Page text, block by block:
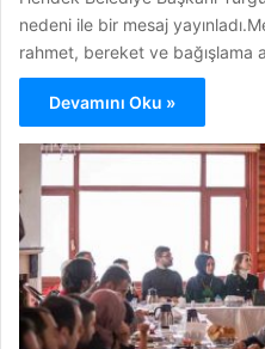
nedeni ile bir mesaj
rahmet, bereket ve bağışlama
Devamını Oku »